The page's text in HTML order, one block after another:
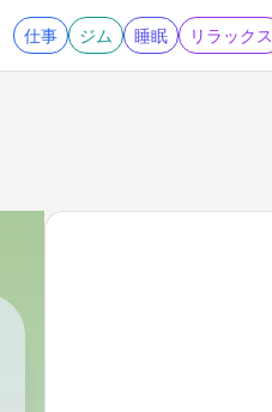
仕事 ジム 睡眠 リラックス